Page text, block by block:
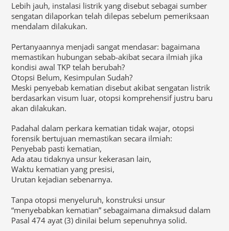
Lebih jauh, instalasi listrik yang disebut sebagai sumber
sengatan dilaporkan telah dilepas sebelum pemeriksaan
mendalam dilakukan.
Pertanyaannya menjadi sangat mendasar: bagaimana
memastikan hubungan sebab-akibat secara ilmiah jika
kondisi awal TKP telah berubah?
Otopsi Belum, Kesimpulan Sudah?
Meski penyebab kematian disebut akibat sengatan listrik
berdasarkan visum luar, otopsi komprehensif justru baru
akan dilakukan.
Padahal dalam perkara kematian tidak wajar, otopsi
forensik bertujuan memastikan secara ilmiah:
Penyebab pasti kematian,
Ada atau tidaknya unsur kekerasan lain,
Waktu kematian yang presisi,
Urutan kejadian sebenarnya.
Tanpa otopsi menyeluruh, konstruksi unsur
“menyebabkan kematian” sebagaimana dimaksud dalam
Pasal 474 ayat (3) dinilai belum sepenuhnya solid.